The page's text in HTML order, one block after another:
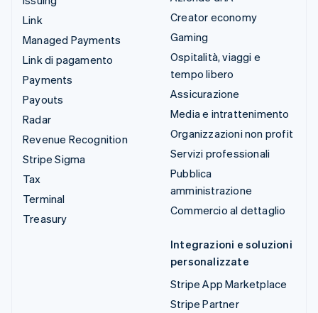
Link
Managed Payments
Link di pagamento
Payments
Payouts
Radar
Revenue Recognition
Stripe Sigma
Tax
Terminal
Treasury
Creator economy
Gaming
Ospitalità, viaggi e
tempo libero
Assicurazione
Media e intrattenimento
Organizzazioni non profit
Servizi professionali
Pubblica
amministrazione
Commercio al dettaglio
Integrazioni e soluzioni
personalizzate
Stripe App Marketplace
Stripe Partner